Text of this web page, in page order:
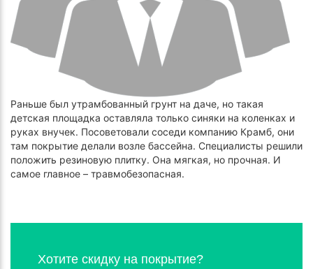
Раньше был утрамбованный грунт на даче, но такая
детская площадка оставляла только синяки на коленках и
руках внучек. Посоветовали соседи компанию Крамб, они
там покрытие делали возле бассейна. Специалисты решили
положить резиновую плитку. Она мягкая, но прочная. И
самое главное – травмобезопасная.
Хотите скидку на покрытие?